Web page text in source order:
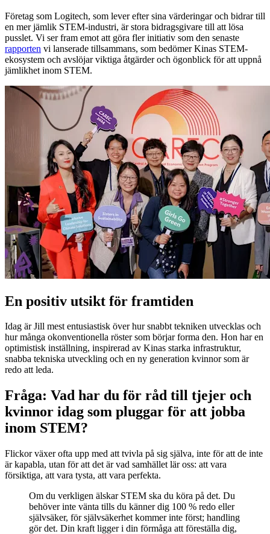
Företag som Logitech, som lever efter sina värderingar och bidrar till
en mer jämlik STEM-industri, är stora bidragsgivare till att lösa
pusslet. Vi ser fram emot att göra fler initiativ som den senaste
rapporten vi lanserade tillsammans, som bedömer Kinas STEM-
ekosystem och avslöjar viktiga åtgärder och ögonblick för att uppnå
jämlikhet inom STEM.
En positiv utsikt för framtiden
Idag är Jill mest entusiastisk över hur snabbt tekniken utvecklas och
hur många okonventionella röster som börjar forma den. Hon har en
optimistisk inställning, inspirerad av Kinas starka infrastruktur,
snabba tekniska utveckling och en ny generation kvinnor som är
redo att leda.
Fråga: Vad har du för råd till tjejer och
kvinnor idag som pluggar för att jobba
inom STEM?
Flickor växer ofta upp med att tvivla på sig själva, inte för att de inte
är kapabla, utan för att det är vad samhället lär oss: att vara
försiktiga, att vara tysta, att vara perfekta.
Om du verkligen älskar STEM ska du köra på det. Du
behöver inte vänta tills du känner dig 100 % redo eller
självsäker, för självsäkerhet kommer inte först; handling
gör det. Din kraft ligger i din förmåga att föreställa dig,